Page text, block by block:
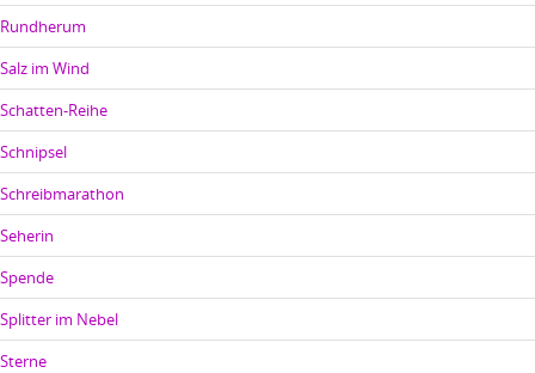
Rundherum
Salz im Wind
Schatten-Reihe
Schnipsel
Schreibmarathon
Seherin
Spende
Splitter im Nebel
Sterne